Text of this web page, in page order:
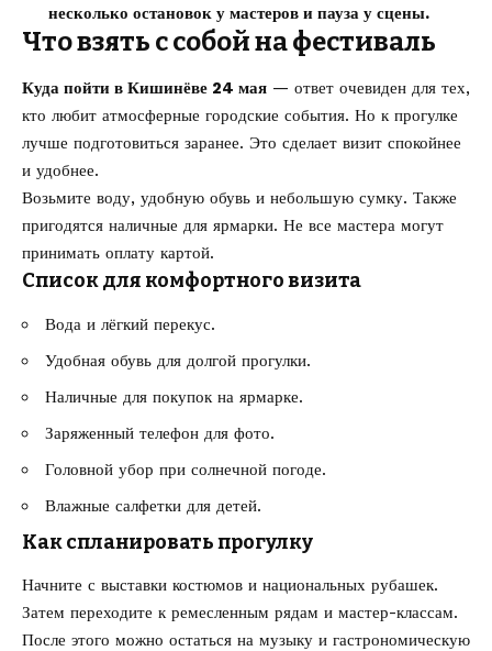
несколько остановок у мастеров и пауза у сцены.
Что взять с собой на фестиваль
Куда пойти в Кишинёве 24 мая — ответ очевиден для тех,
кто любит атмосферные городские события. Но к прогулке
лучше подготовиться заранее. Это сделает визит спокойнее
и удобнее.
Возьмите воду, удобную обувь и небольшую сумку. Также
пригодятся наличные для ярмарки. Не все мастера могут
принимать оплату картой.
Список для комфортного визита
Вода и лёгкий перекус.
Удобная обувь для долгой прогулки.
Наличные для покупок на ярмарке.
Заряженный телефон для фото.
Головной убор при солнечной погоде.
Влажные салфетки для детей.
Как спланировать прогулку
Начните с выставки костюмов и национальных рубашек.
Затем переходите к ремесленным рядам и мастер-классам.
После этого можно остаться на музыку и гастрономическую